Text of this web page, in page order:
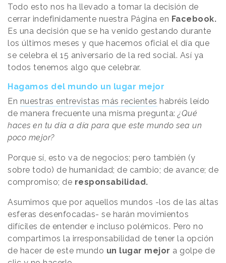
Todo esto nos ha llevado a tomar la decisión de
cerrar indefinidamente nuestra Página en Facebook.
Es una decisión que se ha venido gestando durante
los últimos meses y que hacemos oficial el día que
se celebra el 15 aniversario de la red social. Así ya
todos tenemos algo que celebrar.
Hagamos del mundo un lugar mejor
En nuestras entrevistas más recientes habréis leído
de manera frecuente una misma pregunta:¿Qué
haces en tu día a día para que este mundo sea un
poco mejor?
Porque sí, esto va de negocios; pero también (y
sobre todo) de humanidad; de cambio; de avance; de
compromiso; de responsabilidad.
Asumimos que por aquellos mundos -los de las altas
esferas desenfocadas- se harán movimientos
difíciles de entender e incluso polémicos. Pero no
compartimos la irresponsabilidad de tener la opción
de hacer de este mundo un lugar mejor a golpe de